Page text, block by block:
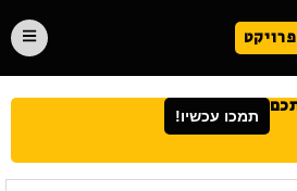
תמכו עכשיו!